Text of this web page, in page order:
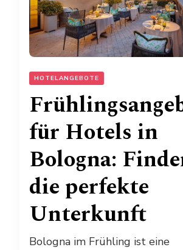
HOTELANGEBOTE
für Hotels in
Bologna:
die perfekte
Unterkunft
Bologna im Frühling ist eine